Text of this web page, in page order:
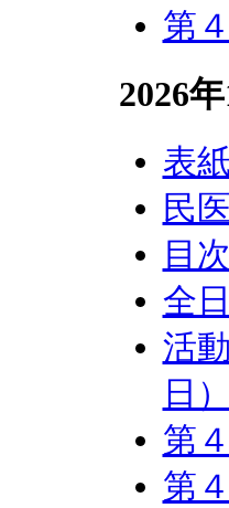
第
2026
表紙
民
目次
全
活
日）
第
第